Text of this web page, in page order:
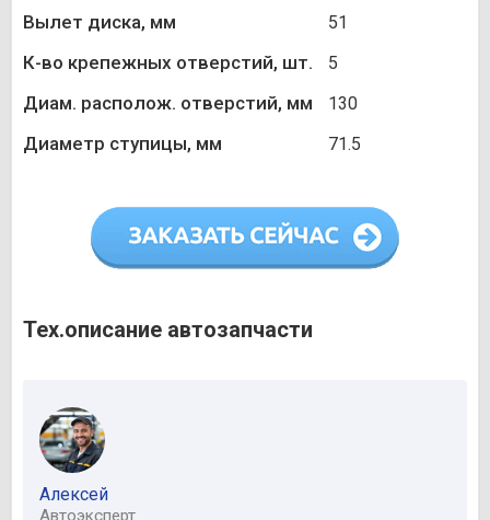
Вылет диска, мм 51
К-во крепежных отверстий, шт. 5
Диам. располож. отверстий, мм 130
Диаметр ступицы, мм 71.5
Тех.описание автозапчасти
Алексей
Автоэксперт